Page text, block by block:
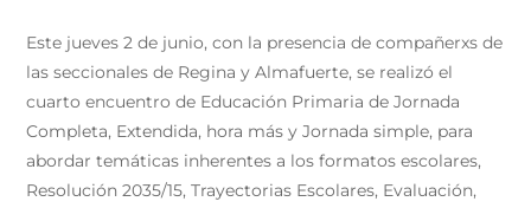
Este jueves 2 de junio, con la presencia de compañerxs de
las seccionales de Regina y Almafuerte, se realizó el
cuarto encuentro de Educación Primaria de Jornada
Completa, Extendida, hora más y Jornada simple, para
abordar temáticas inherentes a los formatos escolares,
Resolución 2035/15, Trayectorias Escolares, Evaluación,